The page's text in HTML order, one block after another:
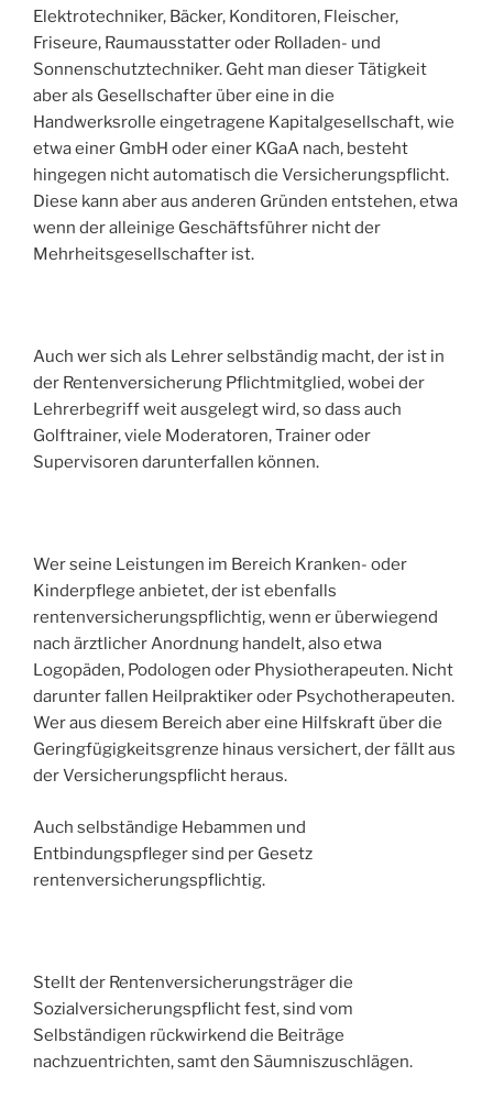
Elektrotechniker, Bäcker, Konditoren, Fleischer,
Friseure, Raumausstatter oder Rolladen- und
Sonnenschutztechniker. Geht man dieser Tätigkeit
aber als Gesellschafter über eine in die
Handwerksrolle eingetragene Kapitalgesellschaft, wie
etwa einer GmbH oder einer KGaA nach, besteht
hingegen nicht automatisch die Versicherungspflicht.
Diese kann aber aus anderen Gründen entstehen, etwa
wenn der alleinige Geschäftsführer nicht der
Mehrheitsgesellschafter ist.
Auch wer sich als Lehrer selbständig macht, der ist in
der Rentenversicherung Pflichtmitglied, wobei der
Lehrerbegriff weit ausgelegt wird, so dass auch
Golftrainer, viele Moderatoren, Trainer oder
Supervisoren darunterfallen können.
Wer seine Leistungen im Bereich Kranken- oder
Kinderpflege anbietet, der ist ebenfalls
rentenversicherungspflichtig, wenn er überwiegend
nach ärztlicher Anordnung handelt, also etwa
Logopäden, Podologen oder Physiotherapeuten. Nicht
darunter fallen Heilpraktiker oder Psychotherapeuten.
Wer aus diesem Bereich aber eine Hilfskraft über die
Geringfügigkeitsgrenze hinaus versichert, der fällt aus
der Versicherungspflicht heraus.
Auch selbständige Hebammen und
Entbindungspfleger sind per Gesetz
rentenversicherungspflichtig.
Stellt der Rentenversicherungsträger die
Sozialversicherungspflicht fest, sind vom
Selbständigen rückwirkend die Beiträge
nachzuentrichten, samt den Säumniszuschlägen.